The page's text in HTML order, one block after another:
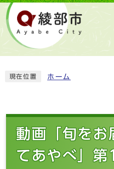
現在位置 ホーム
動画「旬をお
てあやべ」